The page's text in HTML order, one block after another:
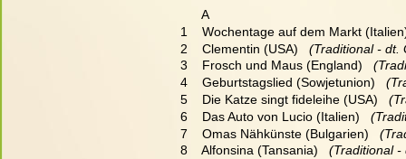
      A
1    Wochentage auf dem Markt
2    Clementin (USA)
(Traditional - dt.
3    Frosch und Maus (England)
4    Geburtstagslied (Sowjetunion)
5    Die Katze singt fideleihe (USA)
6    Das Auto von Lucio (Italien)
7    Omas Nähkünste (Bulgarien)
8    Alfonsina (Tansania)
(Traditional -